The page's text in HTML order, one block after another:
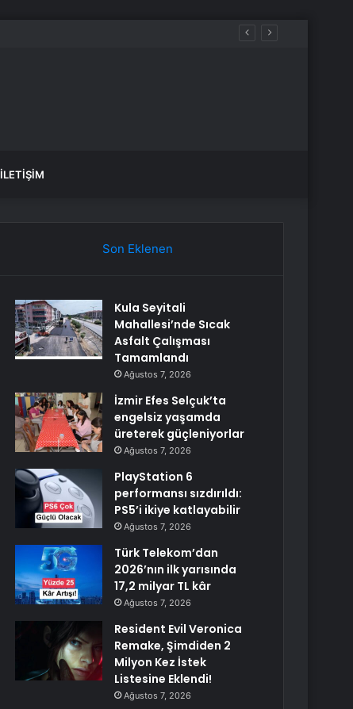
İLETIŞIM
Son Eklenen
Kula Seyitali
Mahallesi’nde Sıcak
Asfalt Çalışması
Tamamlandı
Ağustos 7, 2026
İzmir Efes Selçuk’ta
engelsiz yaşamda
üreterek güçleniyorlar
Ağustos 7, 2026
PlayStation 6
performansı sızdırıldı:
PS5’i ikiye katlayabilir
Ağustos 7, 2026
Türk Telekom’dan
2026’nın ilk yarısında
17,2 milyar TL kâr
Ağustos 7, 2026
Resident Evil Veronica
Remake, Şimdiden 2
Milyon Kez İstek
Listesine Eklendi!
Ağustos 7, 2026